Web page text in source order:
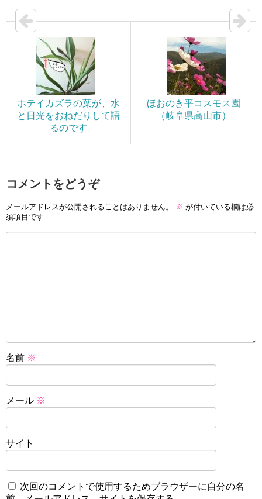
ホテイカズラの葉が、水
と日光をおねだりして語
るのです
ほおのき平コスモス園
（岐阜県高山市）
コメントをどうぞ
メールアドレスが公開されることはありません。 ※ が付いている欄は必
須項目です
名前 ※
メール ※
サイト
次回のコメントで使用するためブラウザーに自分の名